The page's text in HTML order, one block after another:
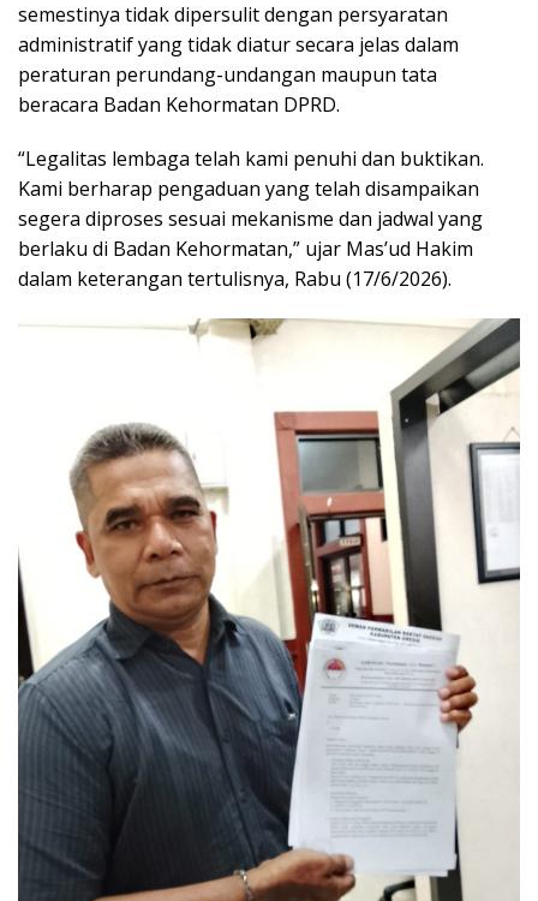
semestinya tidak dipersulit dengan persyaratan
administratif yang tidak diatur secara jelas dalam
peraturan perundang-undangan maupun tata
beracara Badan Kehormatan DPRD.
“Legalitas lembaga telah kami penuhi dan buktikan.
Kami berharap pengaduan yang telah disampaikan
segera diproses sesuai mekanisme dan jadwal yang
berlaku di Badan Kehormatan,” ujar Mas’ud Hakim
dalam keterangan tertulisnya, Rabu (17/6/2026).